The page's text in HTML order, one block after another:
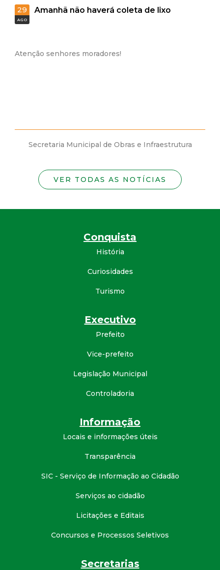
29
AGO
Amanhã não haverá coleta de lixo
Atenção senhores moradores!
Secretaria Municipal de Obras e Infraestrutura
VER TODAS AS NOTÍCIAS
Conquista
História
Curiosidades
Turismo
Executivo
Prefeito
Vice-prefeito
Legislação Municipal
Controladoria
Informação
Locais e informações úteis
Transparência
SIC - Serviço de Informação ao Cidadão
Serviços ao cidadão
Licitações e Editais
Concursos e Processos Seletivos
Secretarias